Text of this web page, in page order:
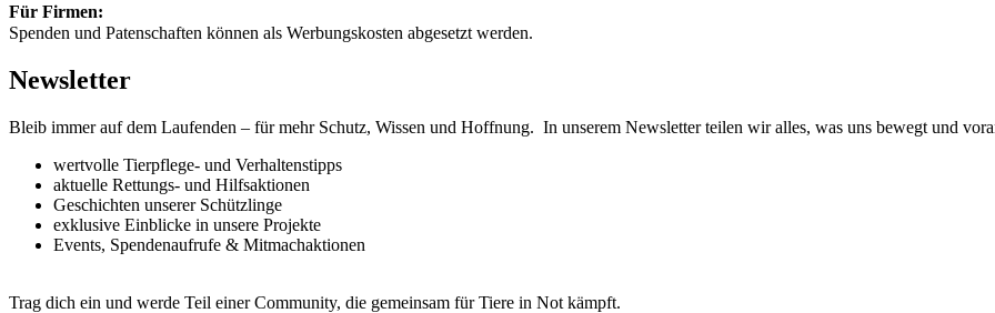
Für Firmen:
Spenden und Patenschaften können als Werbungskosten abgesetzt werden.
Newsletter
Bleib immer auf dem Laufenden – für mehr Schutz, Wissen und Hoffnung. In unserem Newsletter teilen wir alles, was uns bewegt und
wertvolle Tierpflege- und Verhaltenstipps
aktuelle Rettungs- und Hilfsaktionen
Geschichten unserer Schützlinge
exklusive Einblicke in unsere Projekte
Events, Spendenaufrufe & Mitmachaktionen
Trag dich ein und werde Teil einer Community, die gemeinsam für Tiere in Not kämpft.